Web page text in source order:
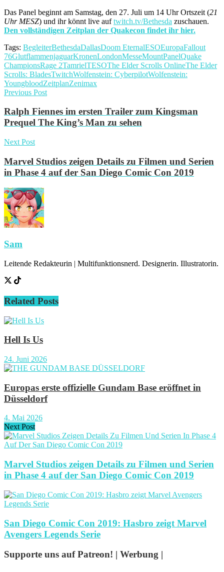
Das Panel beginnt am Samstag, den 27. Juli um 14 Uhr Ortszeit (21
Uhr MESZ) und ihr könnt live auftwitch.tv/Bethesda zuschauen.
Den vollständigen Zeitplan der Quakecon findet ihr hier.
Tags: BegleiterBethesdaDallasDoom EternalESOEuropaFallout
76GlutflammenjaguarKronenLondonMesseMountPanelQuake
ChampionsRage 2TamrielTESOThe Elder Scrolls OnlineThe Elder
Scrolls: BladesTwitchWolfenstein: CyberpilotWolfenstein:
YoungbloodZeitplanZenimax
Previous Post
Ralph Fiennes im ersten Trailer zum Kingsman
Prequel The King’s Man zu sehen
Next Post
Marvel Studios zeigen Details zu Filmen und Serien
in Phase 4 auf der San Diego Comic Con 2019
Sam
Leitende Redakteurin | Multifunktionsnerd. Designerin. Illustratorin.
Related Posts
Hell Is Us
24. Juni 2026
Europas erste offizielle Gundam Base eröffnet in
Düsseldorf
4. Mai 2026
Next Post
Marvel Studios zeigen Details zu Filmen und Serien
in Phase 4 auf der San Diego Comic Con 2019
San Diego Comic Con 2019: Hasbro zeigt Marvel
Avengers Legends Serie
Supporte uns auf Patreon! | Werbung |